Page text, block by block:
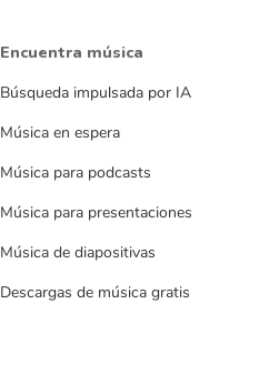
Encuentra música
Búsqueda impulsada por IA
Música en espera
Música para podcasts
Música para presentaciones
Música de diapositivas
Descargas de música gratis